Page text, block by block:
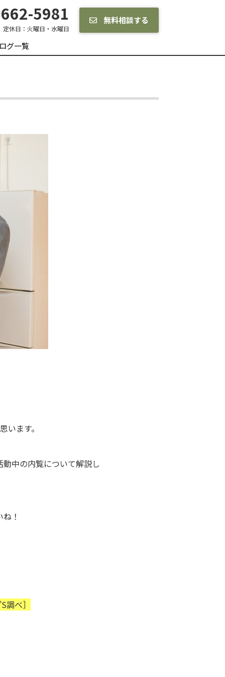
5981
定休日： 火曜日・水曜日
無料相談する
グ一覧
います。
動中の内覧について解説し
！
べ］